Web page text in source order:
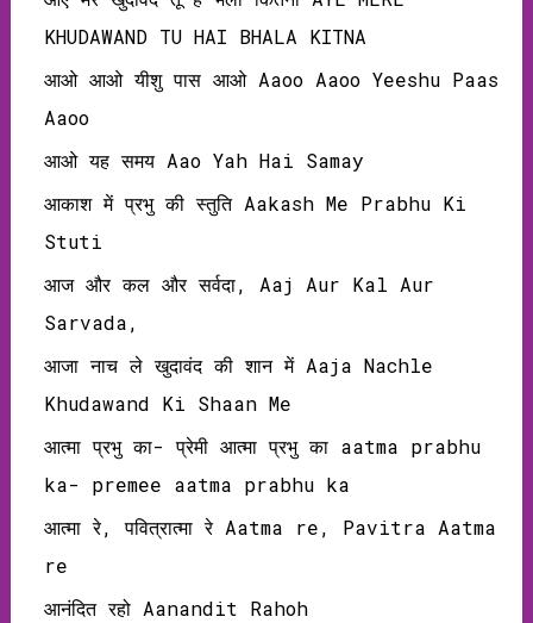
KHUDAWAND TU HAI BHALA KITNA
आओ आओ यीशु पास आओ Aaoo Aaoo Yeeshu Paas
Aaoo
आओ यह समय Aao Yah Hai Samay
आकाश में प्रभु की स्तुति Aakash Me Prabhu Ki
Stuti
आज और कल और सर्वदा, Aaj Aur Kal Aur
Sarvada,
आजा नाच ले खुदावंद की शान में Aaja Nachle
Khudawand Ki Shaan Me
आत्मा प्रभु का- प्रेमी आत्मा प्रभु का aatma prabhu
ka- premee aatma prabhu ka
आत्मा रे, पवित्रात्मा रे Aatma re, Pavitra Aatma
re
आनंदित रहो Aanandit Rahoh